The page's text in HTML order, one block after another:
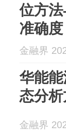
位方
准确度
金融界
华能
态分
金融界